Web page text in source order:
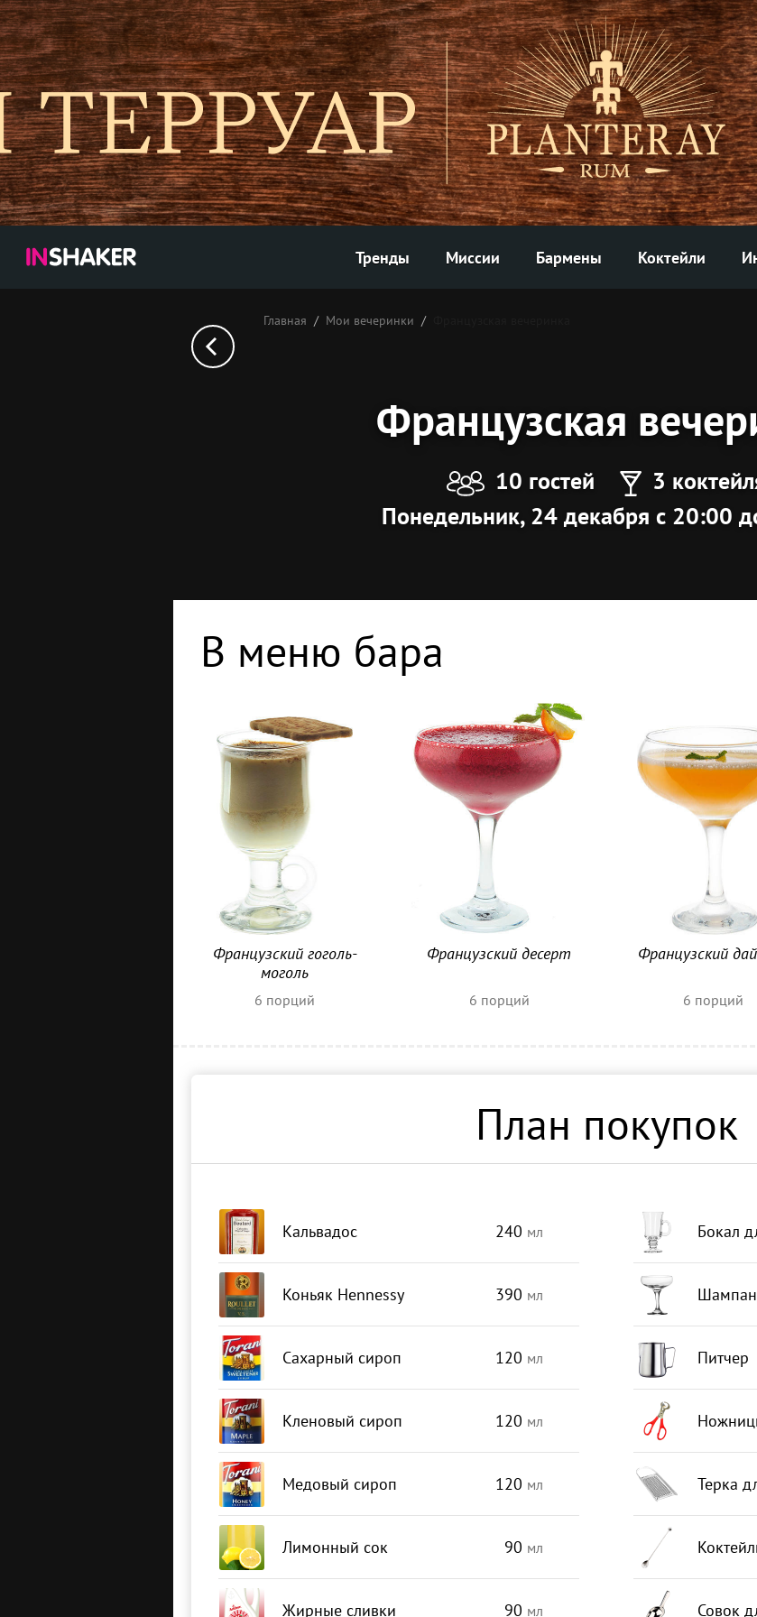
Тренды Миссии Бармены Коктейли
Главная Мои вечеринки
Французская
10 гостей
3
Понедельник, 24 декабря с 20:00
В меню бара
Французский гоголь-
моголь
6 порций
Французский десерт
6 порций
Французский
6 порций
План покупок
Кальвадос 240 мл
Коньяк Hennessy 390 мл
Сахарный сироп 120 мл
Кленовый сироп 120 мл
Медовый сироп 120 мл
Лимонный сок 90 мл
Жирные сливки 90 мл
Бокал
Питчер
Терка
Совок